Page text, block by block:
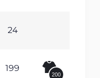
24
199
200